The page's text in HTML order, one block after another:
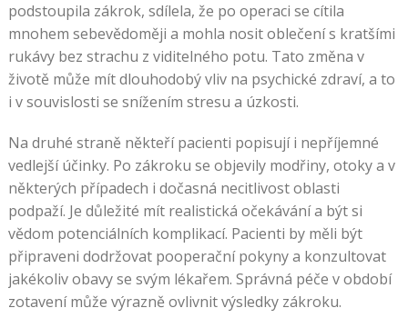
podstoupila zákrok, sdílela, že po operaci se cítila
mnohem sebevědoměji a mohla nosit oblečení s kratšími
rukávy bez strachu z viditelného potu. Tato změna v
životě může mít dlouhodobý vliv na psychické zdraví, a to
i v souvislosti se snížením stresu a úzkosti.
Na druhé straně někteří pacienti popisují i nepříjemné
vedlejší účinky. Po zákroku se objevily modřiny, otoky a v
některých případech i dočasná necitlivost oblasti
podpaží. Je důležité mít realistická očekávání a být si
vědom potenciálních komplikací. Pacienti by měli být
připraveni dodržovat pooperační pokyny a konzultovat
jakékoliv obavy se svým lékařem. Správná péče v období
zotavení může výrazně ovlivnit výsledky zákroku.